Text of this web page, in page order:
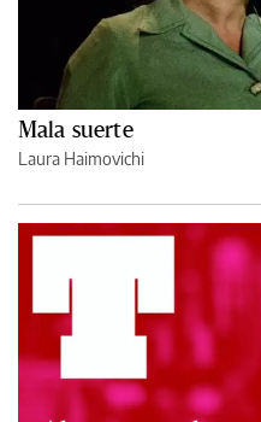
Mala suerte
Laura Haimovichi